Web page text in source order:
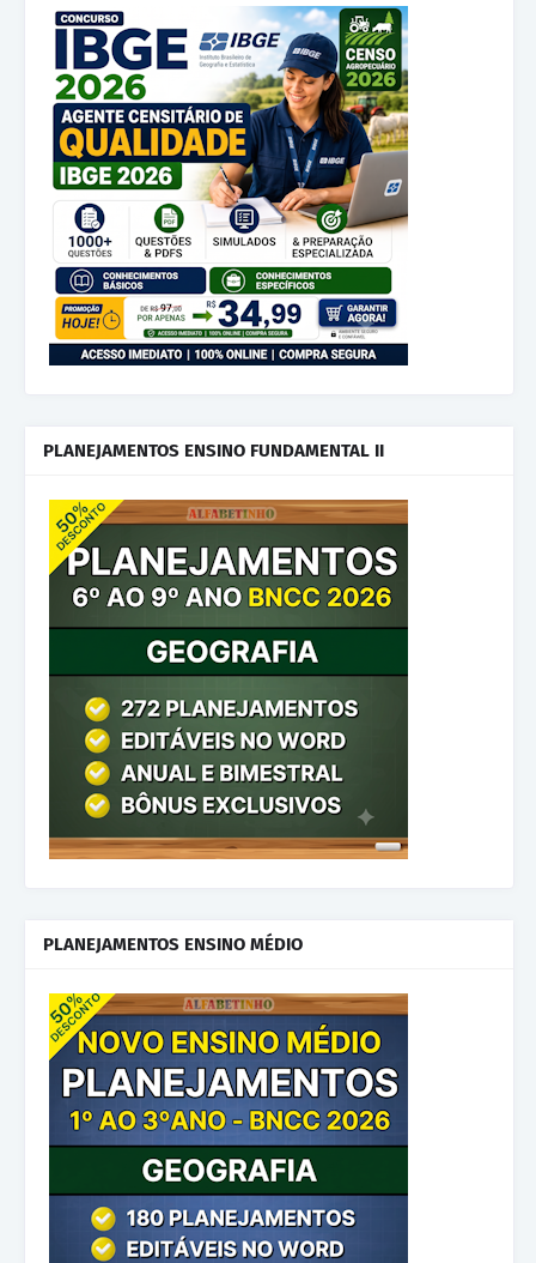
PLANEJAMENTOS ENSINO FUNDAMENTAL II
PLANEJAMENTOS ENSINO MÉDIO